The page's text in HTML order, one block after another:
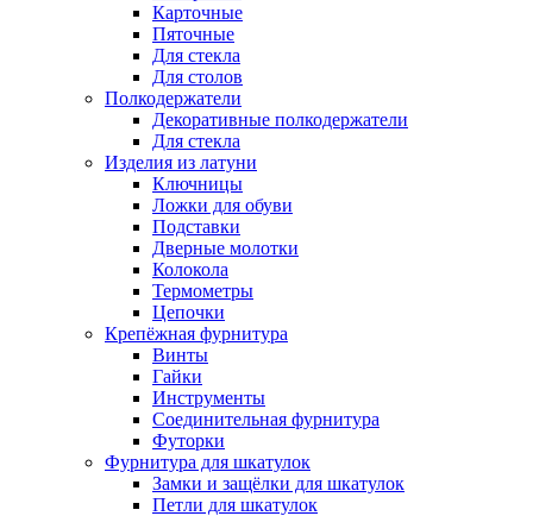
Карточные
Пяточные
Для стекла
Для столов
Полкодержатели
Декоративные полкодержатели
Для стекла
Изделия из латуни
Ключницы
Ложки для обуви
Подставки
Дверные молотки
Колокола
Термометры
Цепочки
Крепёжная фурнитура
Винты
Гайки
Инструменты
Соединительная фурнитура
Футорки
Фурнитура для шкатулок
Замки и защёлки для шкатулок
Петли для шкатулок